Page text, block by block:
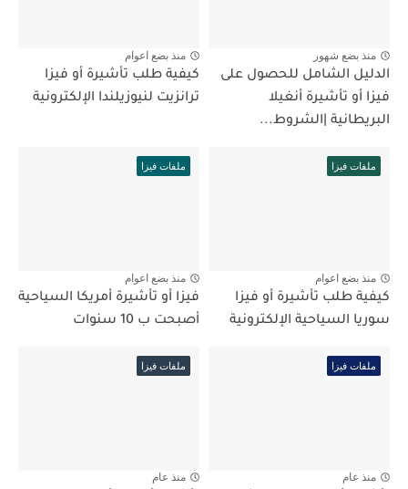
منذ بضع شهور
الدليل الشامل للحصول على
فيزا أو تأشيرة أنغيلا
البريطانية |الشروط...
منذ بضع اعوام
كيفية طلب تأشيرة أو فيزا
ترانزيت لنيوزيلندا الإلكترونية
ملفات فيزا
منذ بضع اعوام
كيفية طلب تأشيرة أو فيزا
سوريا السياحية الإلكترونية
ملفات فيزا
منذ بضع اعوام
فيزا أو تأشيرة أمريكا السياحية
أصبحت ب 10 سنوات
ملفات فيزا
منذ عام
ملفات فيزا
منذ عام